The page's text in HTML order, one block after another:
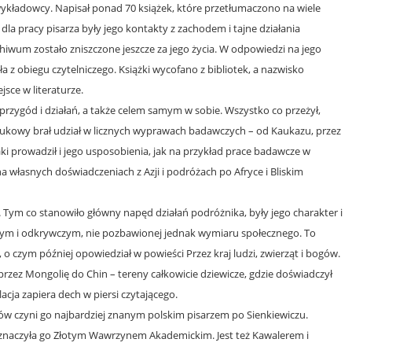
Napisał ponad 70 książek, które przetłumaczono na wiele
pracy pisarza były jego kontakty z zachodem i tajne działania
zostało zniszczone jeszcze za jego życia. W odpowiedzi na jego
z obiegu czytelniczego. Książki wycofano z bibliotek, a nazwisko
w literaturze.
i działań, a także celem samym w sobie. Wszystko co przeżył,
brał udział w licznych wyprawach badawczych – od Kaukazu, przez
prowadził i jego usposobienia, jak na przykład prace badawcze w
doświadczeniach z Azji i podróżach po Afryce i Bliskim
co stanowiło główny napęd działań podróżnika, były jego charakter i
i odkrywczym, nie pozbawionej jednak wymiaru społecznego. To
czym później opowiedział w powieści Przez kraj ludzi, zwierząt i bogów.
Mongolię do Chin – tereny całkowicie dziewicze, gdzie doświadczył
zapiera dech w piersi czytającego.
czyni go najbardziej znanym polskim pisarzem po Sienkiewiczu.
go Złotym Wawrzynem Akademickim. Jest też Kawalerem i